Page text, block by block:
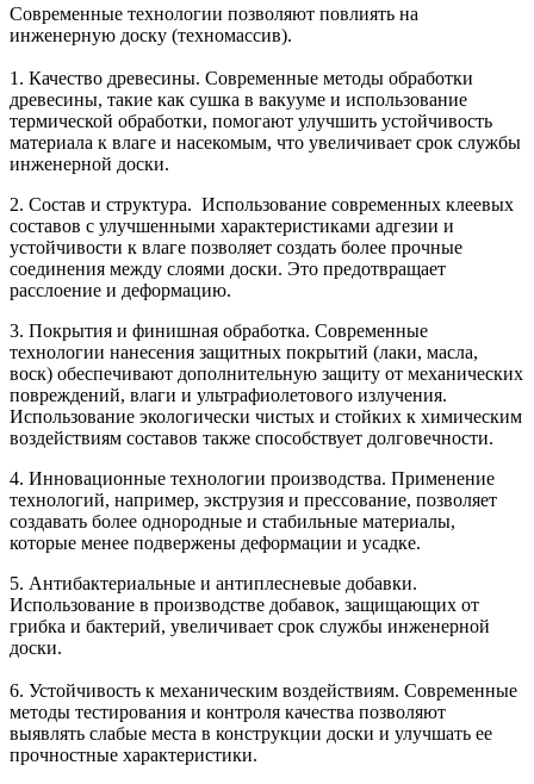
Современные технологии позволяют повлиять на
инженерную доску (техномассив).
1. Качество древесины. Современные методы обработки
древесины, такие как сушка в вакууме и использование
термической обработки, помогают улучшить устойчивость
материала к влаге и насекомым, что увеличивает срок службы
инженерной доски.
2. Состав и структура. Использование современных клеевых
составов с улучшенными характеристиками адгезии и
устойчивости к влаге позволяет создать более прочные
соединения между слоями доски. Это предотвращает
расслоение и деформацию.
3. Покрытия и финишная обработка. Современные
технологии нанесения защитных покрытий (лаки, масла,
воск) обеспечивают дополнительную защиту от механических
повреждений, влаги и ультрафиолетового излучения.
Использование экологически чистых и стойких к химическим
воздействиям составов также способствует долговечности.
4. Инновационные технологии производства. Применение
технологий, например, экструзия и прессование, позволяет
создавать более однородные и стабильные материалы,
которые менее подвержены деформации и усадке.
5. Антибактериальные и антиплесневые добавки.
Использование в производстве добавок, защищающих от
грибка и бактерий, увеличивает срок службы инженерной
доски.
6. Устойчивость к механическим воздействиям. Современные
методы тестирования и контроля качества позволяют
выявлять слабые места в конструкции доски и улучшать ее
прочностные характеристики.